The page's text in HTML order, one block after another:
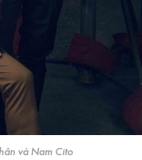
và Nam Cito